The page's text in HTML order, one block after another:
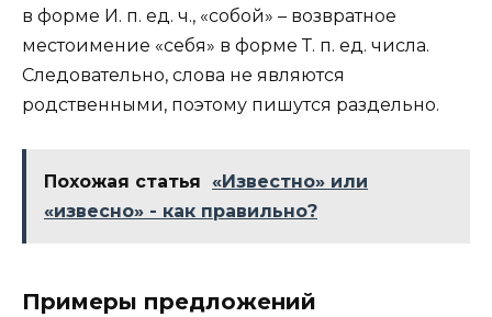
в форме И. п. ед. ч., «собой» – возвратное
местоимение «себя» в форме Т. п. ед. числа.
Следовательно, слова не являются
родственными, поэтому пишутся раздельно.
Похожая статья
«Известно» или
«извесно» - как правильно?
Примеры предложений